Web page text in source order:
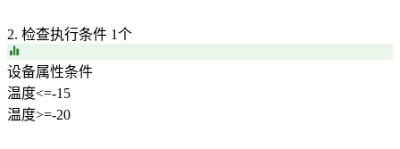
2. 检查执行条件 1个
设备属性条件
温度<=-15
温度>=-20